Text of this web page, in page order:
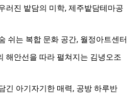
러진 밭담의 미학, 제주밭담테마공
쉬는 복합 문화 공간, 월정아트센터
해안선을 따라 펼쳐지는 김녕오조
긴 아기자기한 매력, 공방 하루반